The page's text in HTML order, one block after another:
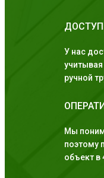
У нас
ручной
Мы
поэтому
объект в